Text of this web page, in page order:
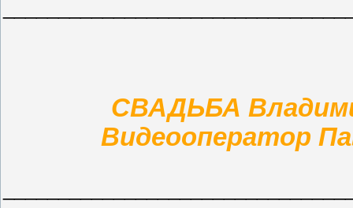
СВАДЬБА
Видеооператор